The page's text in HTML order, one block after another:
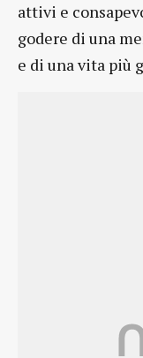
attivi e
godere di una
e di una vita più